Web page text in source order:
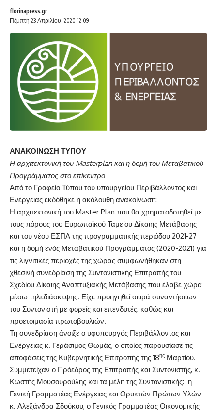
Πέμπτη 23 Απριλίου, 2020 12:09
florinapress.gr
ΑΝΑΚΟΙΝΩΣΗ ΤΥΠΟΥ
Η αρχιτεκτονική του Masterplan και η δομή του Μεταβατικού
Προγράμματος στο επίκεντρο
Από το Γραφείο Τύπου του υπουργείου Περιβάλλοντος και
Ενέργειας εκδόθηκε η ακόλουθη ανακοίνωση:
Η αρχιτεκτονική του Master Plan που θα χρηματοδοτηθεί με
τους πόρους του Ευρωπαϊκού Ταμείου Δίκαιης Μετάβασης
και του νέου ΕΣΠΑ της προγραμματικής περιόδου 2021-27
και η δομή ενός Μεταβατικού Προγράμματος (2020-2021) για
τις λιγνιτικές περιοχές της χώρας συμφωνήθηκαν στη
χθεσινή συνεδρίαση της Συντονιστικής Επιτροπής του
Σχεδίου Δίκαιης Αναπτυξιακής Μετάβασης που έλαβε χώρα
μέσω τηλεδιάσκεψης. Είχε προηγηθεί σειρά συναντήσεων
του Συντονιστή με φορείς και επενδυτές, καθώς και
προετοιμασία πρωτοβουλιών.
Τη συνεδρίαση άνοιξε ο υφυπουργός Περιβάλλοντος και
Ενέργειας κ. Γεράσιμος Θωμάς, ο οποίος παρουσίασε τις
αποφάσεις της Κυβερνητικής Επιτροπής της 18ης Μαρτίου.
Συμμετείχαν ο Πρόεδρος της Επιτροπής και Συντονιστής, κ.
Κωστής Μουσουρούλης και τα μέλη της Συντονιστικής: η
Γενική Γραμματέας Ενέργειας και Ορυκτών Πρώτων Υλών
κ. Αλεξάνδρα Σδούκου, ο Γενικός Γραμματέας Οικονομικής